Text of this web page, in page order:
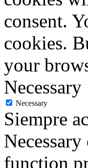
consent.
cookies.
your
Necessary
Necessary
Siempre
function